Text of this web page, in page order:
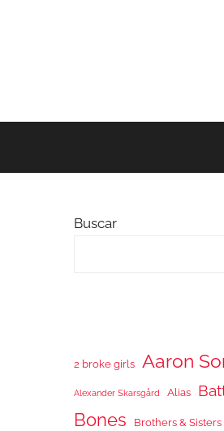
Buscar
2 broke girls Aaron
Alexander Skarsgård Alias
Bones Brothers & Sisters